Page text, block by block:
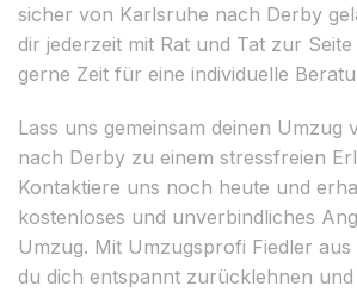
sicher von Karlsruhe nach Derby
dir jederzeit mit Rat und Tat zur
gerne Zeit für eine individuelle
Lass uns gemeinsam deinen Umzug
nach Derby zu einem stressfreien
Kontaktiere uns noch heute und
kostenloses und unverbindliches
Umzug. Mit Umzugsprofi Fiedler
du dich entspannt zurücklehnen